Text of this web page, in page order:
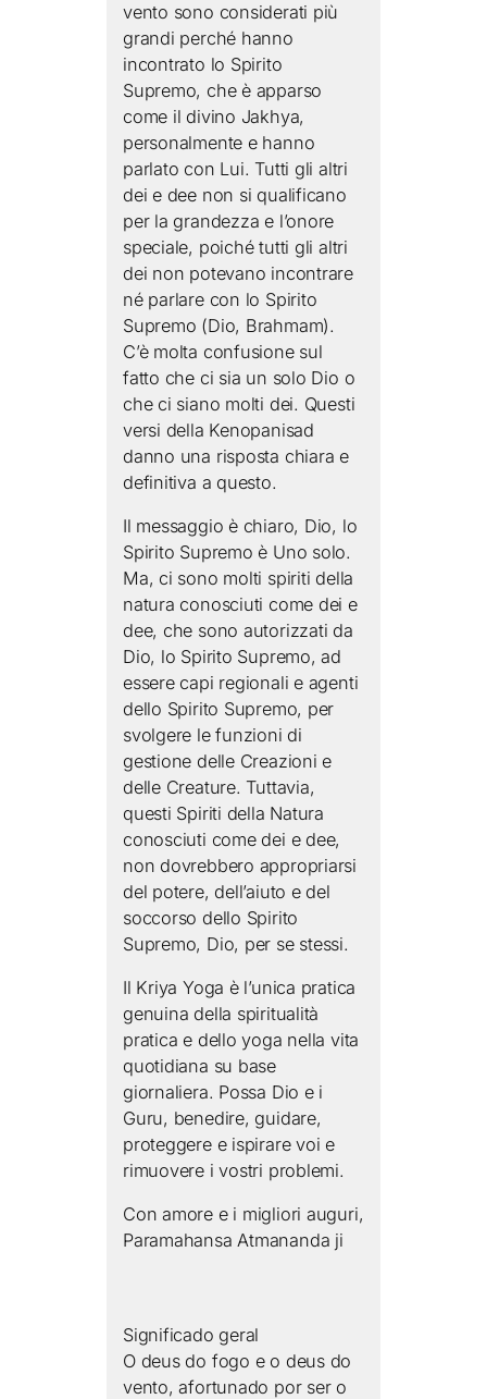
vento sono considerati più
grandi perché hanno
incontrato lo Spirito
Supremo, che è apparso
come il divino Jakhya,
personalmente e hanno
parlato con Lui. Tutti gli altri
dei e dee non si qualificano
per la grandezza e l’onore
speciale, poiché tutti gli altri
dei non potevano incontrare
né parlare con lo Spirito
Supremo (Dio, Brahmam).
C’è molta confusione sul
fatto che ci sia un solo Dio o
che ci siano molti dei. Questi
versi della Kenopanisad
danno una risposta chiara e
definitiva a questo.
Il messaggio è chiaro, Dio, lo
Spirito Supremo è Uno solo.
Ma, ci sono molti spiriti della
natura conosciuti come dei e
dee, che sono autorizzati da
Dio, lo Spirito Supremo, ad
essere capi regionali e agenti
dello Spirito Supremo, per
svolgere le funzioni di
gestione delle Creazioni e
delle Creature. Tuttavia,
questi Spiriti della Natura
conosciuti come dei e dee,
non dovrebbero appropriarsi
del potere, dell’aiuto e del
soccorso dello Spirito
Supremo, Dio, per se stessi.
Il Kriya Yoga è l’unica pratica
genuina della spiritualità
pratica e dello yoga nella vita
quotidiana su base
giornaliera. Possa Dio e i
Guru, benedire, guidare,
proteggere e ispirare voi e
rimuovere i vostri problemi.
Con amore e i migliori auguri,
Paramahansa Atmananda ji
Significado geral
O deus do fogo e o deus do
vento, afortunado por ser o